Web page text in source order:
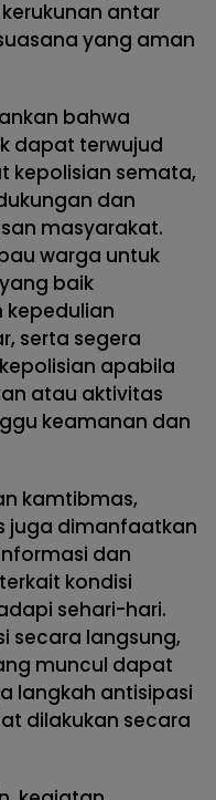
antar
yang aman
bahwa
dapat terwujud
kepolisian semata,
dan
masyarakat.
warga untuk
baik
kepedulian
serta segera
apabila
atau aktivitas
keamanan dan
kamtibmas,
juga dimanfaatkan
dan
kondisi
sehari-hari.
secara langsung,
muncul dapat
langkah antisipasi
dilakukan secara